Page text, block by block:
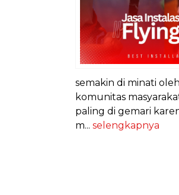
semakin di minati
komunitas
paling di gemari
m... selengkapnya